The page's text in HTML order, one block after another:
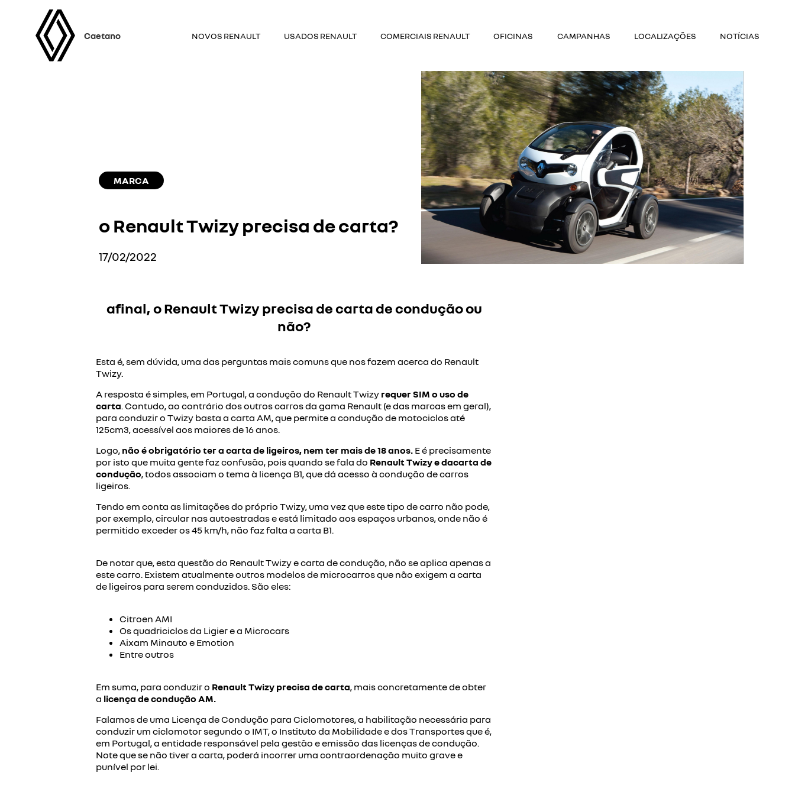
Caetano NOVOS RENAULT USADOS RENAULT COMERCIAIS RENAULT OFICINAS CAMPANHAS LOCALIZAÇÕES NOTÍCIAS
MARCA
o Renault Twizy precisa de carta?
17/02/2022
afinal, o Renault Twizy precisa de carta de condução ou
não?
Esta é, sem dúvida, uma das perguntas mais comuns que nos fazem acerca do Renault
Twizy.
A resposta é simples, em Portugal, a condução do Renault Twizy requer SIM o uso de
carta. Contudo, ao contrário dos outros carros da gama Renault (e das marcas em geral),
para conduzir o Twizy basta a carta AM, que permite a condução de motociclos até
125cm3, acessível aos maiores de 16 anos.
Logo, não é obrigatório ter a carta de ligeiros, nem ter mais de 18 anos. E é precisamente
por isto que muita gente faz confusão, pois quando se fala do Renault Twizy e dacarta de
condução, todos associam o tema à licença B1, que dá acesso à condução de carros
ligeiros.
Tendo em conta as limitações do próprio Twizy, uma vez que este tipo de carro não pode,
por exemplo, circular nas autoestradas e está limitado aos espaços urbanos, onde não é
permitido exceder os 45 km/h, não faz falta a carta B1.
De notar que, esta questão do Renault Twizy e carta de condução, não se aplica apenas a
este carro. Existem atualmente outros modelos de microcarros que não exigem a carta
de ligeiros para serem conduzidos. São eles:
Citroen AMI
Os quadriciclos da Ligier e a Microcars
Aixam Minauto e Emotion
Entre outros
Em suma, para conduzir o Renault Twizy precisa de carta, mais concretamente de obter
a licença de condução AM.
Falamos de uma Licença de Condução para Ciclomotores,a habilitação necessária para
conduzir um ciclomotor segundo o IMT, o Instituto da Mobilidade e dos Transportes que é,
em Portugal, a entidade responsável pela gestão e emissão das licenças de condução.
Note que se não tiver a carta, poderá incorrer uma contraordenação muito grave e
punível por lei.